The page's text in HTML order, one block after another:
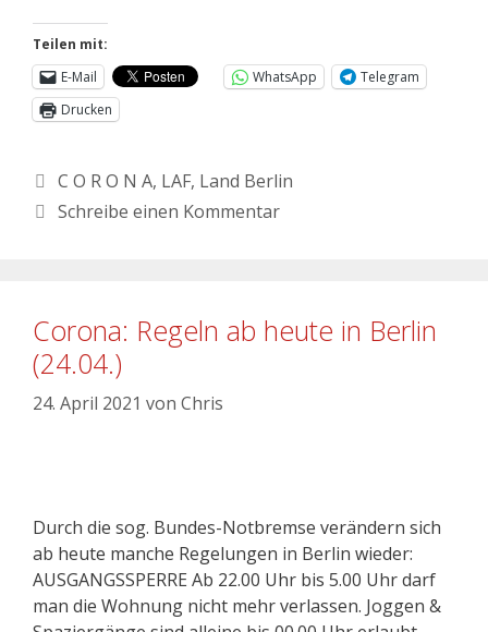
Teilen mit:
E-Mail
WhatsApp
Telegram
Drucken
C O R O N A, LAF, Land Berlin
Schreibe einen Kommentar
Corona: Regeln ab heute in Berlin
(24.04.)
24. April 2021 von Chris
Durch die sog. Bundes-Notbremse verändern sich
ab heute manche Regelungen in Berlin wieder:
AUSGANGSSPERRE Ab 22.00 Uhr bis 5.00 Uhr darf
man die Wohnung nicht mehr verlassen. Joggen &